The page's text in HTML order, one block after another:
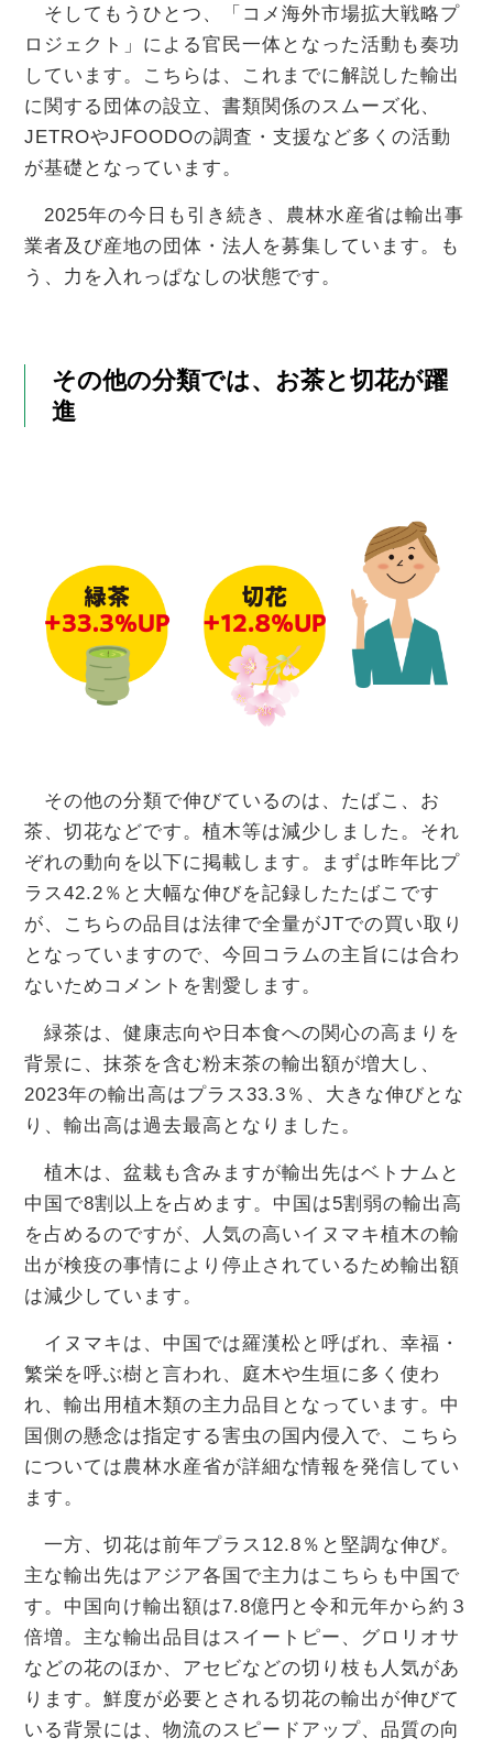
そしてもうひとつ、「コメ海外市場拡大戦略プ
ロジェクト」による官民一体となった活動も奏功
しています。こちらは、これまでに解説した輸出
に関する団体の設立、書類関係のスムーズ化、
JETROやJFOODOの調査・支援など多くの活動
が基礎となっています。
2025年の今日も引き続き、農林水産省は輸出事
業者及び産地の団体・法人を募集しています。も
う、力を入れっぱなしの状態です。
その他の分類では、お茶と切花が躍
進
その他の分類で伸びているのは、たばこ、お
茶、切花などです。植木等は減少しました。それ
ぞれの動向を以下に掲載します。まずは昨年比プ
ラス42.2％と大幅な伸びを記録したたばこです
が、こちらの品目は法律で全量がJTでの買い取り
となっていますので、今回コラムの主旨には合わ
ないためコメントを割愛します。
緑茶は、健康志向や日本食への関心の高まりを
背景に、抹茶を含む粉末茶の輸出額が増大し、
2023年の輸出高はプラス33.3％、大きな伸びとな
り、輸出高は過去最高となりました。
植木は、盆栽も含みますが輸出先はベトナムと
中国で8割以上を占めます。中国は5割弱の輸出高
を占めるのですが、人気の高いイヌマキ植木の輸
出が検疫の事情により停止されているため輸出額
は減少しています。
イヌマキは、中国では羅漢松と呼ばれ、幸福・
繁栄を呼ぶ樹と言われ、庭木や生垣に多く使わ
れ、輸出用植木類の主力品目となっています。中
国側の懸念は指定する害虫の国内侵入で、こちら
については農林水産省が詳細な情報を発信してい
ます。
一方、切花は前年プラス12.8％と堅調な伸び。
主な輸出先はアジア各国で主力はこちらも中国で
す。中国向け輸出額は7.8億円と令和元年から約３
倍増。主な輸出品目はスイートピー、グロリオサ
などの花のほか、アセビなどの切り枝も人気があ
ります。鮮度が必要とされる切花の輸出が伸びて
いる背景には、物流のスピードアップ、品質の向